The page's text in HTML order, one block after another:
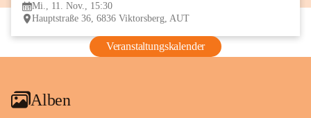
Mi., 11. Nov., 15:30
Hauptstraße 36, 6836 Viktorsberg, AUT
Veranstaltungskalender
Alben